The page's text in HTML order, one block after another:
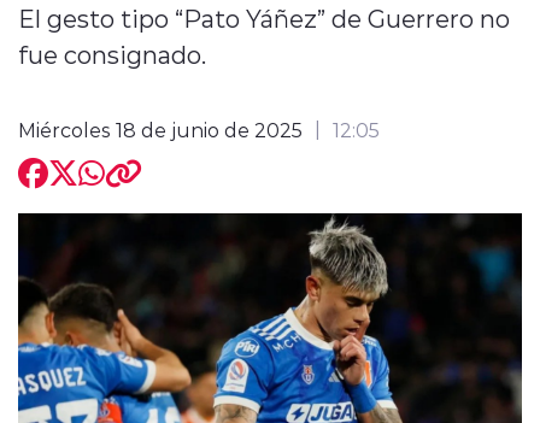
Entrevistas
modo claro
El gesto tipo “Pato Yáñez” de Guerrero no
fue consignado.
Miércoles 18 de junio de 2025 12:05